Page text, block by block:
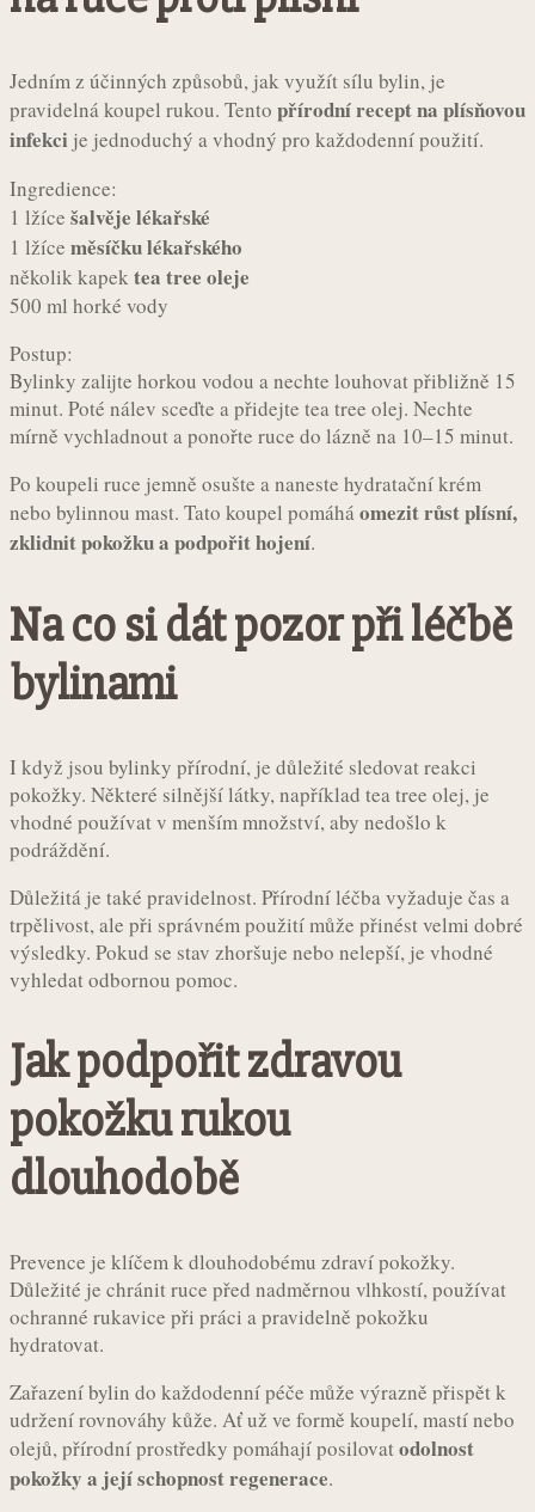
Jedním z účinných způsobů, jak využít sílu bylin, je
pravidelná koupel rukou. Tento přírodní recept na plísňovou
infekci je jednoduchý a vhodný pro každodenní použití.
Ingredience:
1 lžíce šalvěje lékařské
1 lžíce měsíčku lékařského
několik kapektea tree oleje
500 ml horké vody
Postup:
Bylinky zalijte horkou vodou a nechte louhovat přibližně 15
minut. Poté nálev sceďte a přidejte tea tree olej. Nechte
mírně vychladnout a ponořte ruce do lázně na 10–15 minut.
Po koupeli ruce jemně osušte a naneste hydratační krém
nebo bylinnou mast. Tato koupel pomáháomezit růst plísní,
zklidnit pokožku a podpořit hojení.
Na co si dát pozor při léčbě
bylinami
I když jsou bylinky přírodní, je důležité sledovat reakci
pokožky. Některé silnější látky, například tea tree olej, je
vhodné používat v menším množství, aby nedošlo k
podráždění.
Důležitá je také pravidelnost. Přírodní léčba vyžaduje čas a
trpělivost, ale při správném použití může přinést velmi dobré
výsledky. Pokud se stav zhoršuje nebo nelepší, je vhodné
vyhledat odbornou pomoc.
Jak podpořit zdravou
pokožku rukou
dlouhodobě
Prevence je klíčem k dlouhodobému zdraví pokožky.
Důležité je chránit ruce před nadměrnou vlhkostí, používat
ochranné rukavice při práci a pravidelně pokožku
hydratovat.
Zařazení bylin do každodenní péče může výrazně přispět k
udržení rovnováhy kůže. Ať už ve formě koupelí, mastí nebo
olejů, přírodní prostředky pomáhají posilovatodolnost
pokožky a její schopnost regenerace.